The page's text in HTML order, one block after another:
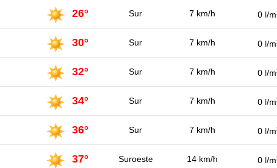
26° Sur 7 km/h 0 l/m
30° Sur 7 km/h 0 l/m
32° Sur 7 km/h 0 l/m
34° Sur 7 km/h 0 l/m
36° Sur 7 km/h 0 l/m
37° Suroeste 14 km/h 0 l/m